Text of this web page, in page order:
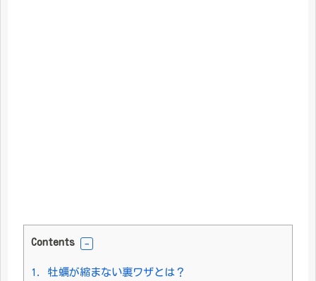
Contents
1. 牡蠣が縮まない裏ワザとは？